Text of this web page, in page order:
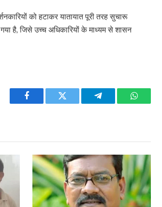
को हटाकर यातायात पूरी तरह सुचारू
गया है, जिसे उच्च अधिकारियों के माध्यम से शासन
Facebook Twitter Telegram